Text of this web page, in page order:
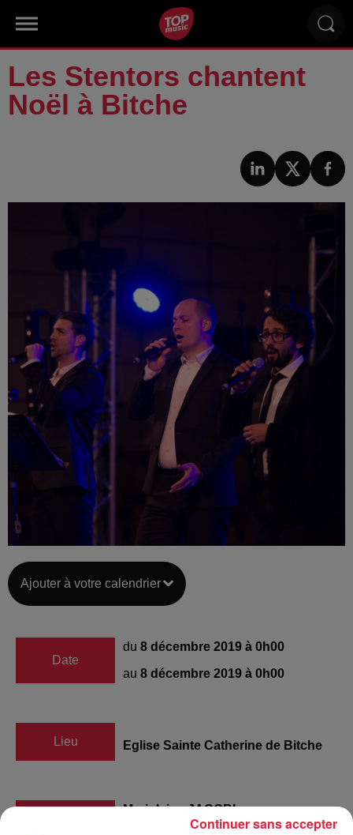
Les Stentors chantent
Noël à Bitche
Ajouter à votre calendrier
Date
du 8 décembre 2019 à 0h00
au 8 décembre 2019 à 0h00
Lieu Eglise Sainte Catherine de Bitche
Marjolaine JACOBI
Continuer sans accepter